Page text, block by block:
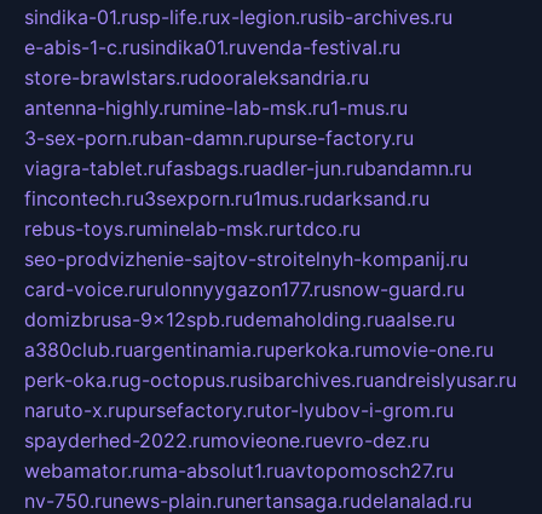
sindika-01.rusp-life.rux-legion.rusib-archives.ru
e-abis-1-c.rusindika01.ruvenda-festival.ru
store-brawlstars.rudooraleksandria.ru
antenna-highly.rumine-lab-msk.ru1-mus.ru
3-sex-porn.ruban-damn.rupurse-factory.ru
viagra-tablet.rufasbags.ruadler-jun.rubandamn.ru
fincontech.ru3sexporn.ru1mus.rudarksand.ru
rebus-toys.ruminelab-msk.rurtdco.ru
seo-prodvizhenie-sajtov-stroitelnyh-kompanij.ru
card-voice.rurulonnyygazon177.rusnow-guard.ru
domizbrusa-9x12spb.rudemaholding.ruaalse.ru
a380club.ruargentinamia.ruperkoka.rumovie-one.ru
perk-oka.rug-octopus.rusibarchives.ruandreislyusar.ru
naruto-x.rupursefactory.rutor-lyubov-i-grom.ru
spayderhed-2022.rumovieone.ruevro-dez.ru
webamator.ruma-absolut1.ruavtopomosch27.ru
nv-750.runews-plain.runertansaga.rudelanalad.ru